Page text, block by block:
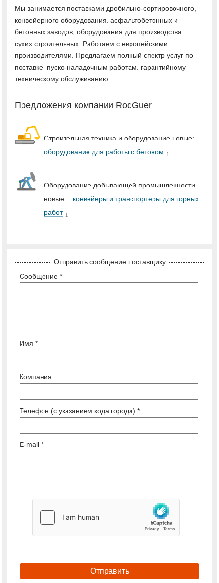
Мы занимается поставками дробильно-сортировочного,
конвейерного оборудования, асфальтобетонных и
бетонных заводов, оборудования для производства
сухих строительных. Работаем с европейскими
производителями. Предлагаем полный спектр услуг по
поставке, пуско-наладочным работам, гарантийному
техническому обслуживанию.
Предложения компании RodGuer
Строительная техника и оборудование новые:
оборудование для работы с бетоном 1
Оборудование добывающей промышленности
новые:
конвейеры и транспортеры для горных
работ 1
Отправить сообщение поставщику
Сообщение *
Имя *
Компания
Телефон (с указанием кода города) *
E-mail *